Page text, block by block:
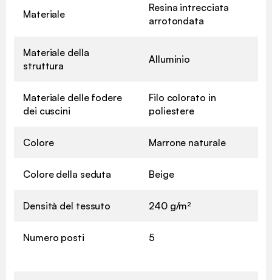
Materiale
Resina intrecciata
arrotondata
Materiale della
struttura
Alluminio
Materiale delle fodere
dei cuscini
Filo colorato in
poliestere
Colore Marrone naturale
Colore della seduta Beige
Densità del tessuto 240 g/m²
Numero posti 5